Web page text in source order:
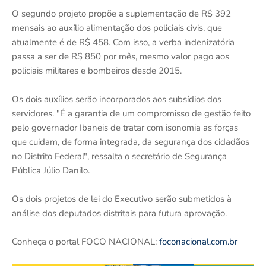
O segundo projeto propõe a suplementação de R$ 392
mensais ao auxílio alimentação dos policiais civis, que
atualmente é de R$ 458. Com isso, a verba indenizatória
passa a ser de R$ 850 por mês, mesmo valor pago aos
policiais militares e bombeiros desde 2015.
Os dois auxílios serão incorporados aos subsídios dos
servidores. "É a garantia de um compromisso de gestão feito
pelo governador Ibaneis de tratar com isonomia as forças
que cuidam, de forma integrada, da segurança dos cidadãos
no Distrito Federal", ressalta o secretário de Segurança
Pública Júlio Danilo.
Os dois projetos de lei do Executivo serão submetidos à
análise dos deputados distritais para futura aprovação.
Conheça o portal FOCO NACIONAL: foconacional.com.br